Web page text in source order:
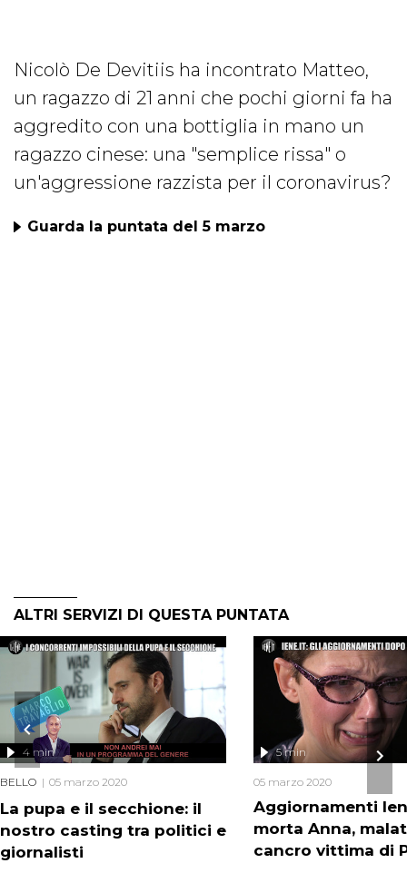
Nicolò De Devitiis ha incontrato Matteo,
un ragazzo di 21 anni che pochi giorni fa ha
aggredito con una bottiglia in mano un
ragazzo cinese: una "semplice rissa" o
un'aggressione razzista per il coronavirus?
Guarda la puntata del 5 marzo
ALTRI SERVIZI DI QUESTA PUNTATA
La pupa e il secchione: il
nostro casting tra politici e
giornalisti
4 min
BELLO 05 marzo 2020
Aggiornamenti
morta Anna,
cancro vittima di
5 min
05 marzo 2020